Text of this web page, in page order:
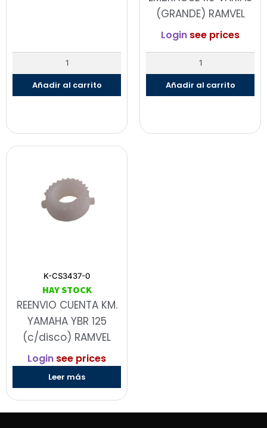
Añadir al carrito
(GRANDE) RAMVEL
Login see prices
Añadir al carrito
K-CS3437-0
HAY STOCK
REENVIO CUENTA KM.
YAMAHA YBR 125
(c/disco) RAMVEL
Login see prices
Leer más